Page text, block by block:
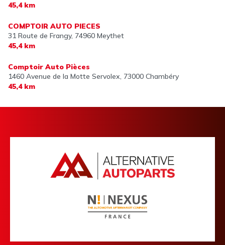
45,4 km
COMPTOIR AUTO PIECES
31 Route de Frangy, 74960 Meythet
45,4 km
Comptoir Auto Pièces
1460 Avenue de la Motte Servolex, 73000 Chambéry
45,4 km